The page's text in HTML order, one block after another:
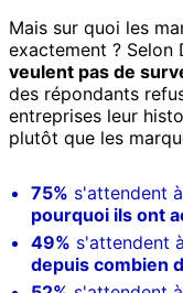
Mais sur quoi les
exactement ? Selon
veulent pas de
des répondants
entreprises leur
plutôt que les
75% s'attendent
pourquoi ils ont
49% s'attendent
depuis combien